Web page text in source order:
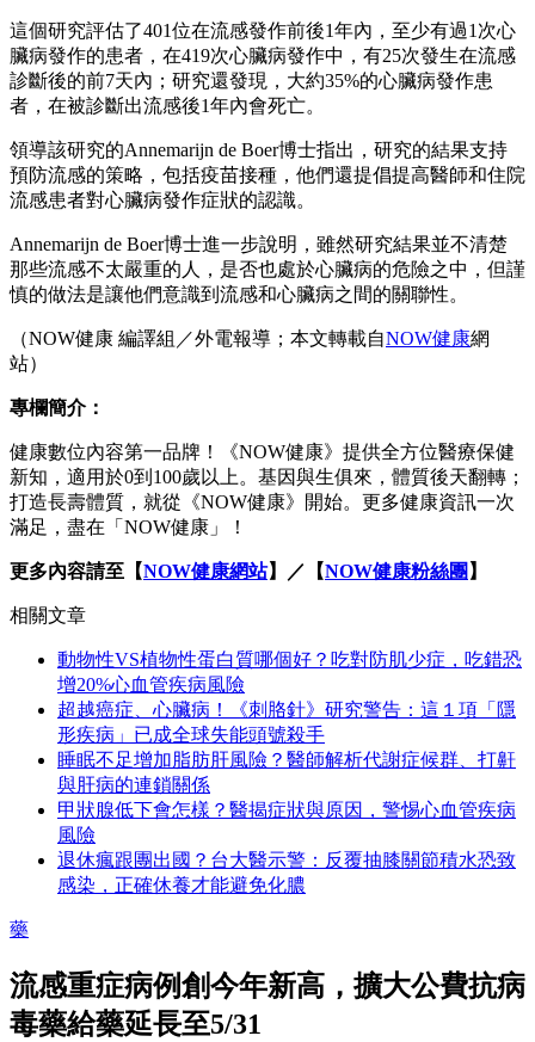
這個研究評估了401位在流感發作前後1年內，至少有過1次心
臟病發作的患者，在419次心臟病發作中，有25次發生在流感
診斷後的前7天內；研究還發現，大約35%的心臟病發作患
者，在被診斷出流感後1年內會死亡。
領導該研究的Annemarijn de Boer博士指出，研究的結果支持
預防流感的策略，包括疫苗接種，他們還提倡提高醫師和住院
流感患者對心臟病發作症狀的認識。
Annemarijn de Boer博士進一步說明，雖然研究結果並不清楚
那些流感不太嚴重的人，是否也處於心臟病的危險之中，但謹
慎的做法是讓他們意識到流感和心臟病之間的關聯性。
（NOW健康 編譯組／外電報導；本文轉載自NOW健康網
站）
專欄簡介：
健康數位內容第一品牌！《NOW健康》提供全方位醫療保健
新知，適用於0到100歲以上。基因與生俱來，體質後天翻轉；
打造長壽體質，就從《NOW健康》開始。更多健康資訊一次
滿足，盡在「NOW健康」！
更多內容請至【NOW健康網站】／【NOW健康粉絲團 】
相關文章
動物性VS植物性蛋白質哪個好？吃對防肌少症，吃錯恐
增20%心血管疾病風險
超越癌症、心臟病！《刺胳針》研究警告：這１項「隱
形疾病」已成全球失能頭號殺手
睡眠不足增加脂肪肝風險？醫師解析代謝症候群、打鼾
與肝病的連鎖關係
甲狀腺低下會怎樣？醫揭症狀與原因，警惕心血管疾病
風險
退休瘋跟團出國？台大醫示警：反覆抽膝關節積水恐致
感染，正確休養才能避免化膿
藥
流感重症病例創今年新高，擴大公費抗病
毒藥給藥延長至5/31